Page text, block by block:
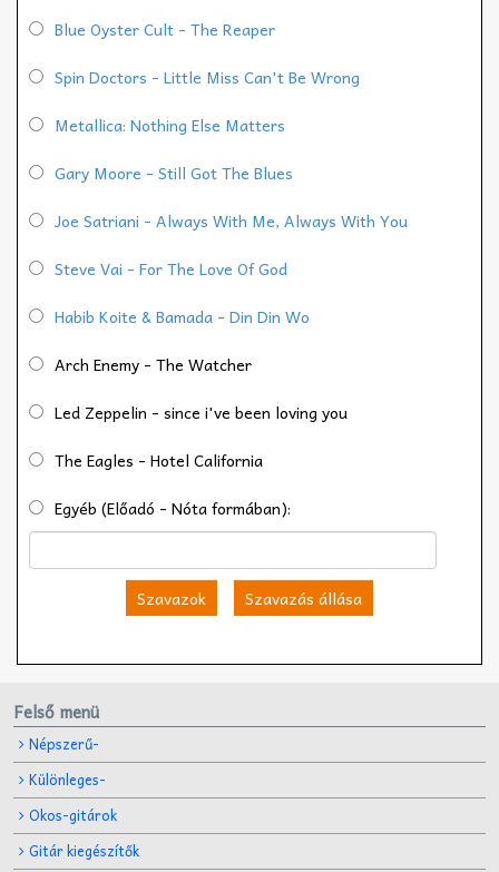
Blue Oyster Cult - The Reaper
Spin Doctors - Little Miss Can't Be Wrong
Metallica: Nothing Else Matters
Gary Moore - Still Got The Blues
Joe Satriani - Always With Me, Always With You
Steve Vai - For The Love Of God
Habib Koite & Bamada - Din Din Wo
Arch Enemy - The Watcher
Led Zeppelin - since i've been loving you
The Eagles - Hotel California
Egyéb (Előadó - Nóta formában):
Szavazok Szavazás állása
Felső menü
Népszerű-
Különleges-
Okos-gitárok
Gitár kiegészítők